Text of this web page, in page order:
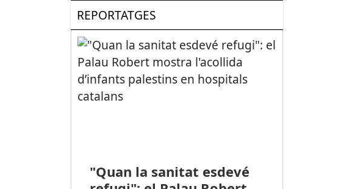
REPORTATGES
"Quan la sanitat esdevé